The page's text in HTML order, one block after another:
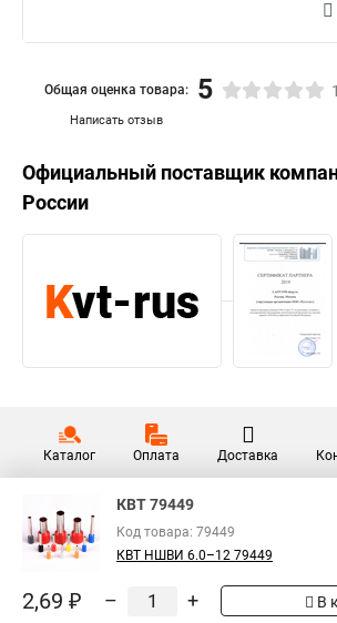
Написать отзыв
Общая оценка товара: 5 1
Официальный поставщик
России
Каталог Оплата Доставка
КВТ 79449
Код товара: 79449
КВТ НШВИ 6.0–12 79449
2,69 ₽ – + В